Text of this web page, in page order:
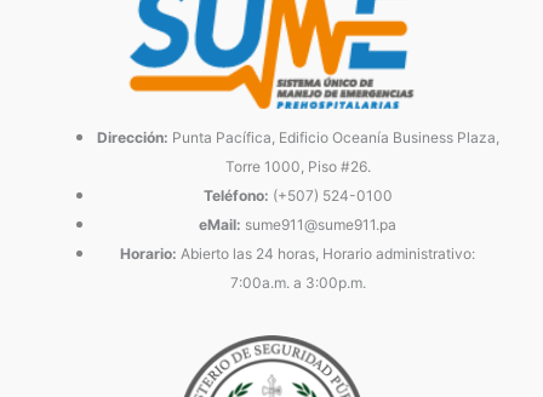
Dirección: Punta Pacífica, Edificio Oceanía Business Plaza,
Torre 1000, Piso #26.
Teléfono: (+507) 524-0100
eMail: sume911@sume911.pa
Horario: Abierto las 24 horas, Horario administrativo:
7:00a.m. a 3:00p.m.